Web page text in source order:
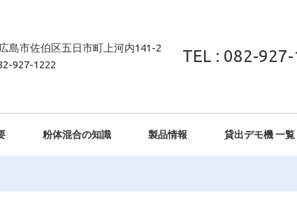
島市佐伯区五日市町上河内141-2
927-1222
TEL : 082-
粉体混合の知識 製品情報 貸出デモ機 一覧